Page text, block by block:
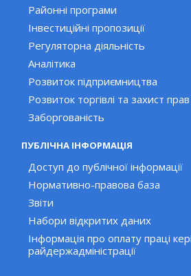
Районні програми
Інвестиційні пропозиції
Регуляторна діяльність
Аналітика
Розвиток підприємництва
Розвиток торгівлі та захист
Заборгованість
ПУБЛІЧНА ІНФОРМАЦІЯ
Доступ до публічної інформації
Нормативно-правова база
Звіти
Набори відкритих даних
Інформація про оплату праці
райдержадміністрації